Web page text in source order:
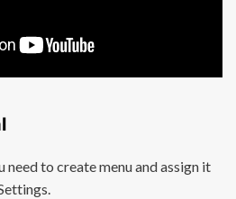
need to create menu and assign it